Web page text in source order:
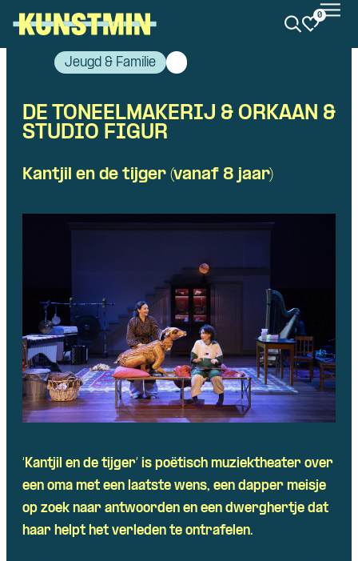
0
Jeugd & Familie
DE TONEELMAKERIJ & ORKAAN &
STUDIO FIGUR
Kantjil en de tijger (vanaf 8 jaar)
‘Kantjil en de tijger’ is poëtisch muziektheater over
een oma met een laatste wens, een dapper meisje
op zoek naar antwoorden en een dwerghertje dat
haar helpt het verleden te ontrafelen.